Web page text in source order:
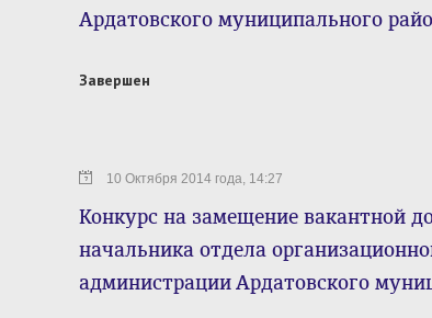
Ардатовского муниципального
Завершен
10 Октября 2014 года, 14:27
Конкурс на замещение вакантной
начальника отдела
администрации Ардатовского